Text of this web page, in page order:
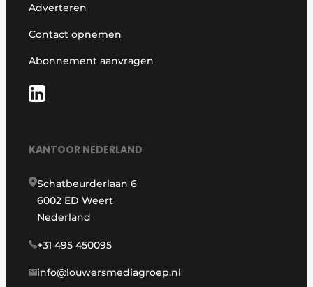
Adverteren
Contact opnemen
Abonnement aanvragen
KANTOOR NEDERLAND
Schatbeurderlaan 6
6002 ED Weert
Nederland
+31 495 450095
info@louwersmediagroep.nl